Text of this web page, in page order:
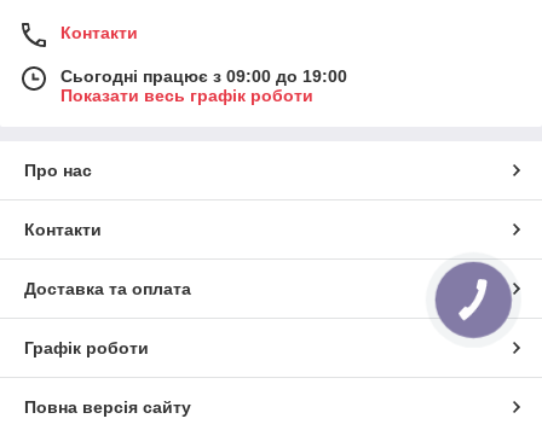
Контакти
Сьогодні працює з 09:00 до 19:00
Показати весь графік роботи
Про нас
Контакти
Доставка та оплата
Графік роботи
Повна версія сайту
КНОПКА
ЗВ'ЯЗКУ